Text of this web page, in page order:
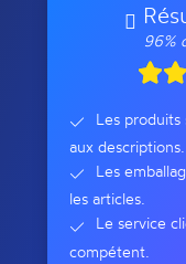
96%
Les
aux descriptions.
Les
les articles.
Le service
compétent.